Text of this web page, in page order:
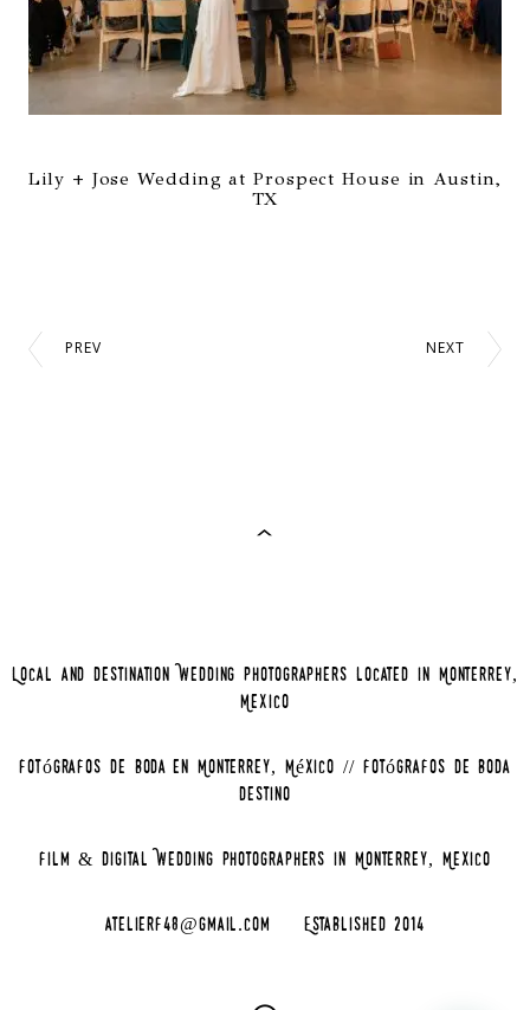
Lily + Jose Wedding at Prospect House in Austin,
TX
PREV NEXT
Local and Destination Wedding Photographers located in Monterrey,
Mexico
Fotógrafos de Boda en Monterrey, México // Fotógrafos de Boda
Destino
Film & Digital Wedding Photographers in Monterrey, Mexico
atelierf48@gmail.com Established 2014